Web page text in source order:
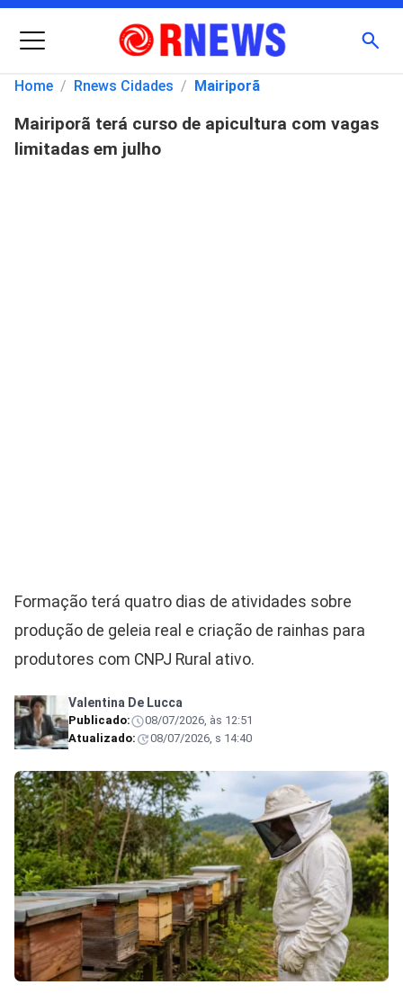
Menu
Pesquisar
por:
Home / Rnews Cidades / Mairiporã
Mairiporã terá curso de apicultura com vagas
limitadas em julho
Formação terá quatro dias de atividades sobre
produção de geleia real e criação de rainhas para
produtores com CNPJ Rural ativo.
Valentina De Lucca
Publicado:
08/07/2026, às 12:51
Atualizado:
08/07/2026, s 14:40